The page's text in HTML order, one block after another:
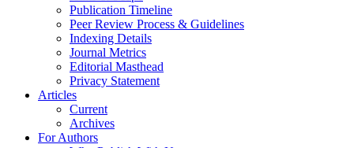
Publication Timeline
Peer Review Process & Guidelines
Indexing Details
Journal Metrics
Editorial Masthead
Privacy Statement
Articles
Current
Archives
For Authors